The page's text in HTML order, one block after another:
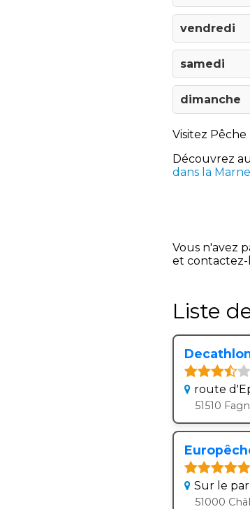
vendredi
samedi
dimanche
Visitez
Découvrez
dans la Marne
Vous n'avez
et contactez-
Liste
route
51510
Sur le
51000